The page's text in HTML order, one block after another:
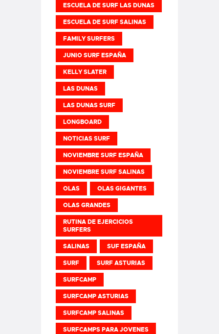
ESCUELA DE SURF LAS DUNAS
ESCUELA DE SURF SALINAS
FAMILY SURFERS
JUNIO SURF ESPAÑA
KELLY SLATER
LAS DUNAS
LAS DUNAS SURF
LONGBOARD
NOTICIAS SURF
NOVIEMBRE SURF ESPAÑA
NOVIEMBRE SURF SALINAS
OLAS OLAS GIGANTES
OLAS GRANDES
RUTINA DE EJERCICIOS
SURFERS
SALINAS SUF ESPAÑA
SURF SURF ASTURIAS
SURFCAMP
SURFCAMP ASTURIAS
SURFCAMP SALINAS
SURFCAMPS PARA JOVENES